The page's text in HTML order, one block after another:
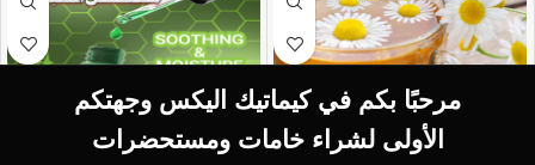
مرحبًا بكم في كيماتيك اليكس وجهتكم
الأولى لشراء خامات ومستحضرات